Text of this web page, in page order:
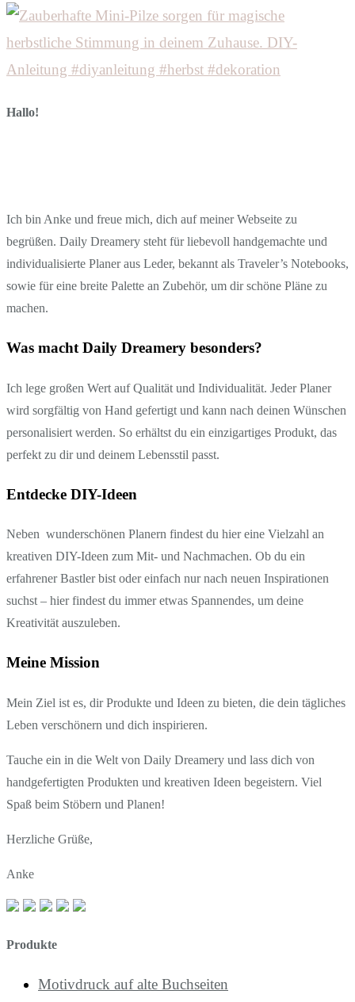
Hallo!
Ich bin Anke und freue mich, dich auf meiner Webseite zu
begrüßen. Daily Dreamery steht für liebevoll handgemachte und
individualisierte Planer aus Leder, bekannt als Traveler’s Notebooks,
sowie für eine breite Palette an Zubehör, um dir schöne Pläne zu
machen.
Was macht Daily Dreamery besonders?
Ich lege großen Wert auf Qualität und Individualität. Jeder Planer
wird sorgfältig von Hand gefertigt und kann nach deinen Wünschen
personalisiert werden. So erhältst du ein einzigartiges Produkt, das
perfekt zu dir und deinem Lebensstil passt.
Entdecke DIY-Ideen
Neben wunderschönen Planern findest du hier eine Vielzahl an
kreativen DIY-Ideen zum Mit- und Nachmachen. Ob du ein
erfahrener Bastler bist oder einfach nur nach neuen Inspirationen
suchst – hier findest du immer etwas Spannendes, um deine
Kreativität auszuleben.
Meine Mission
Mein Ziel ist es, dir Produkte und Ideen zu bieten, die dein tägliches
Leben verschönern und dich inspirieren.
Tauche ein in die Welt von Daily Dreamery und lass dich von
handgefertigten Produkten und kreativen Ideen begeistern. Viel
Spaß beim Stöbern und Planen!
Herzliche Grüße,
Anke
Produkte
Motivdruck auf alte Buchseiten